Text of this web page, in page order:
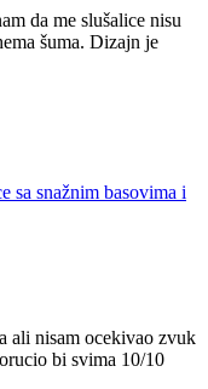
da me slušalice nisu
šuma. Dizajn je
sa snažnim basovima i
ali nisam ocekivao zvuk
bi svima 10/10